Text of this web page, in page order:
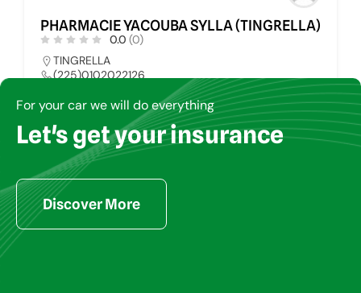
PHARMACIE YACOUBA SYLLA (TINGRELLA)
0.0 (0)
TINGRELLA
(225)0102022126
PHARMACIE 34
For your car we will do everything
Let's get your insurance
Discover More